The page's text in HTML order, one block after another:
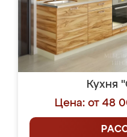
Кухня
Цена: от 48